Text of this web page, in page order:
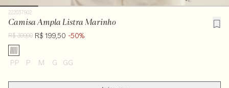
222037902
Camisa Ampla Listra Marinho
R$ 399,00 R$ 199,50 -50%
PP P M G GG